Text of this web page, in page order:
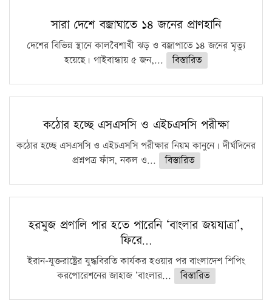
সারা দেশে বজ্রাঘাতে ১৪ জনের প্রাণহানি
দেশের বিভিন্ন স্থানে কালবৈশাখী ঝড় ও বজ্রাপাতে ১৪ জনের মৃত্যু
হয়েছে। গাইবান্ধায় ৫ জন,...
বিস্তারিত
কঠোর হচ্ছে এসএসসি ও এইচএসসি পরীক্ষা
কঠোর হচ্ছে এসএসসি ও এইচএসসি পরীক্ষার নিয়ম কানুনে। দীর্ঘদিনের
প্রশ্নপত্র ফাঁস, নকল ও...
বিস্তারিত
হরমুজ প্রণালি পার হতে পারেনি ‘বাংলার জয়যাত্রা’,
ফিরে…
ইরান-যুক্তরাষ্ট্রের যুদ্ধবিরতি কার্যকর হওয়ার পর বাংলাদেশ শিপিং
করপোরেশনের জাহাজ ‘বাংলার...
বিস্তারিত